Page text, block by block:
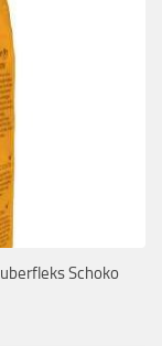
Schoko